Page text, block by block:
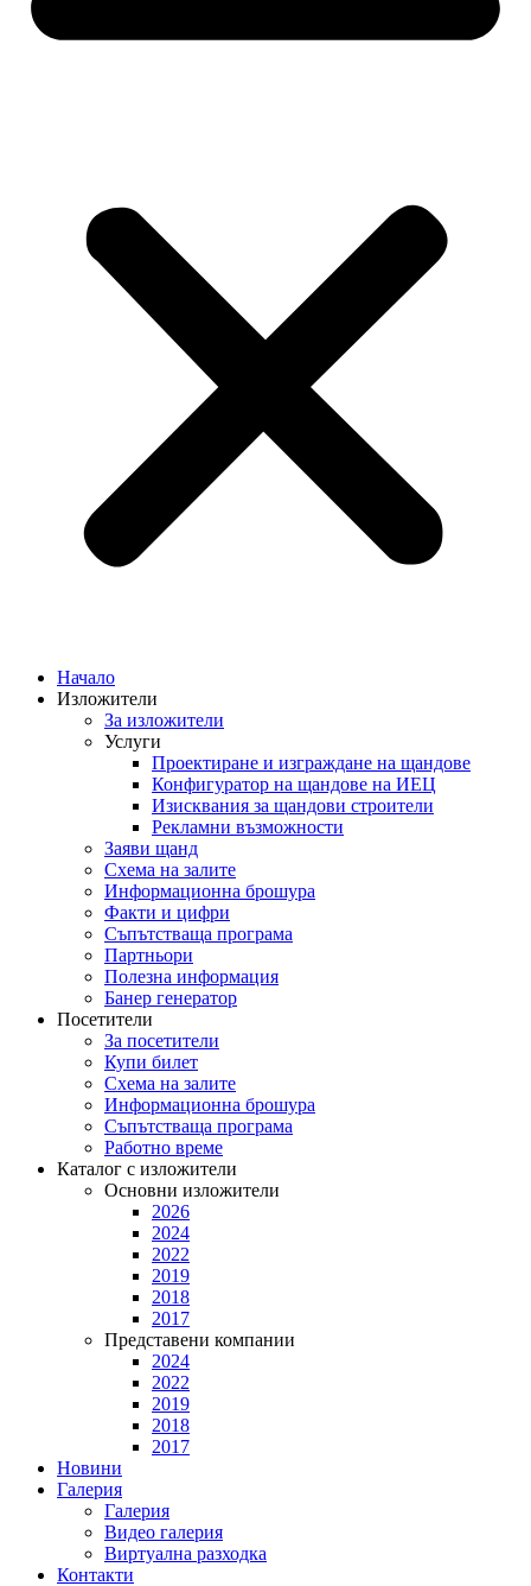
Начало
Изложители
За изложители
Услуги
Проектиране и изграждане на щандове
Конфигуратор на щандове на ИЕЦ
Изисквания за щандови строители
Рекламни възможности
Заяви щанд
Схема на залите
Информационна брошура
Факти и цифри
Съпътстваща програма
Партньори
Полезна информация
Банер генератор
Посетители
За посетители
Купи билет
Схема на залите
Информационна брошура
Съпътстваща програма
Работно време
Каталог с изложители
Основни изложители
2026
2024
2022
2019
2018
2017
Представени компании
2024
2022
2019
2018
2017
Новини
Галерия
Галерия
Видео галерия
Виртуална разходка
Контакти